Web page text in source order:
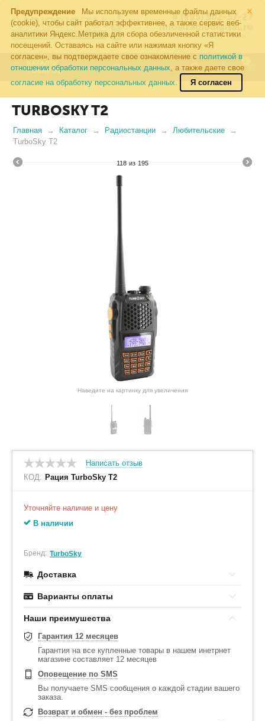
×
Предупреждение
Мы используем временные файлы данных
(cookie), чтобы сайт работал эффективнее, а также сервис веб-
аналитики Яндекс.Метрика для сбора обезличенной статистики
посещений. Оставаясь на сайте или нажимая кнопку «Я
согласен», вы подтверждаете свое ознакомление с политикой в
отношении обработки персональных данных, а также даете свое
согласие на обработку персональных данных.
Я согласен
8 (495) 502-57-27
info@radiodigital.ru
Контакты Перезвонить
КАТАЛОГ
ТОВАРОВ
TURBOSKY T2
Главная Каталог Радиостанции
Любительские
TurboSky T2
118 из 195
Наведите на картинку для увеличения
Написать отзыв
КОД: Рация TurboSky T2
Уточняйте наличие и цену
В наличии
Бренд: TurboSky
Доставка
Варианты оплаты
Наши преимушества
Гарантия 12 месяцев
Гарантия на все купленные товары в нашем инетрнет
магазине составляет 12 месяцев
Оповещение по SMS
Вы получаете SMS сообщения о каждой стадии вашего
заказа.
Возврат и обмен - без проблем